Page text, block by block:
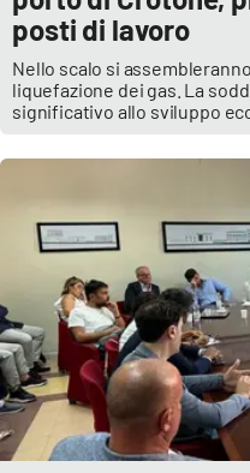
APP
Android
Apple
posti di lavoro
Nello scalo si
liquefazione dei gas. La
significativo allo sviluppo